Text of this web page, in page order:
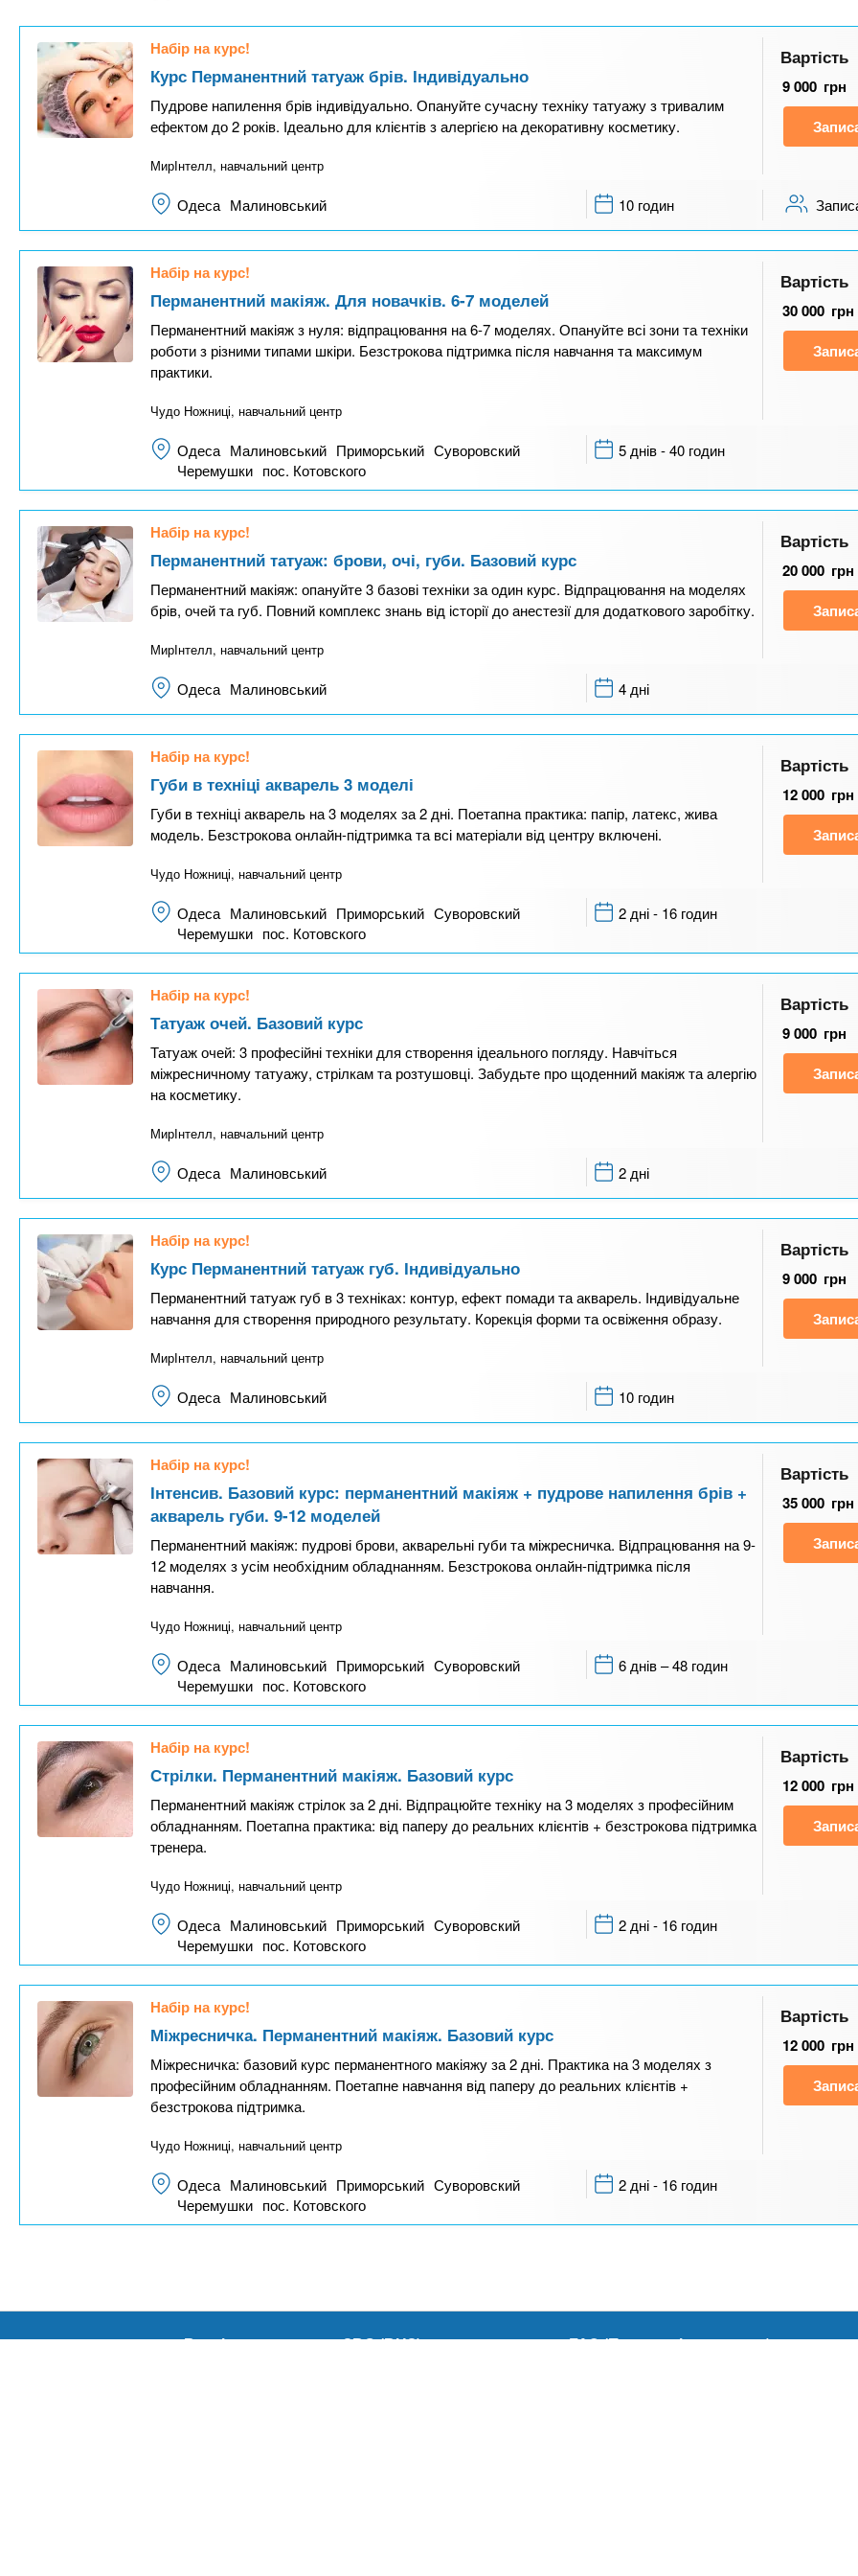
n
s
i
n
o
і
в
Набір на курс!
Курс Перманентний татуаж брів. Індивідуально
Пудрове напилення брів індивідуально. Опануйте сучасну техніку татуажу з тривалим
ефектом до 2 років. Ідеально для клієнтів з алергією на декоративну косметику.
МирІнтелл, навчальний центр
Вартість
9 000 грн
Одеса Малиновський 10 годин
Набір на курс!
Перманентний макіяж. Для новачків. 6-7 моделей
Перманентний макіяж з нуля: відпрацювання на 6-7 моделях. Опануйте всі зони та техніки
роботи з різними типами шкіри. Безстрокова підтримка після навчання та максимум
практики.
Чудо Ножниці, навчальний центр
Вартість
30 000 грн
Одеса Малиновський Приморський Суворовский
Черемушки пос. Котовского
5 днів - 40 годин
Набір на курс!
Перманентний татуаж: брови, очі, губи. Базовий курс
Перманентний макіяж: опануйте 3 базові техніки за один курс. Відпрацювання на моделях
брів, очей та губ. Повний комплекс знань від історії до анестезії для додаткового заробітку.
МирІнтелл, навчальний центр
Вартість
20 000 грн
Одеса Малиновський 4 дні
Набір на курс!
Губи в техніці акварель 3 моделі
Губи в техніці акварель на 3 моделях за 2 дні. Поетапна практика: папір, латекс, жива
модель. Безстрокова онлайн-підтримка та всі матеріали від центру включені.
Чудо Ножниці, навчальний центр
Вартість
12 000 грн
Одеса Малиновський Приморський Суворовский
Черемушки пос. Котовского
2 дні - 16 годин
Набір на курс!
Татуаж очей. Базовий курс
Татуаж очей: 3 професійні техніки для створення ідеального погляду. Навчіться
міжресничному татуажу, стрілкам та розтушовці. Забудьте про щоденний макіяж та алергію
на косметику.
МирІнтелл, навчальний центр
Вартість
9 000 грн
Одеса Малиновський 2 дні
Набір на курс!
Курс Перманентний татуаж губ. Індивідуально
Перманентний татуаж губ в 3 техніках: контур, ефект помади та акварель. Індивідуальне
навчання для створення природного результату. Корекція форми та освіження образу.
МирІнтелл, навчальний центр
Вартість
9 000 грн
Одеса Малиновський 10 годин
Набір на курс!
Інтенсив. Базовий курс: перманентний макіяж + пудрове напилення брів +
акварель губи. 9-12 моделей
Перманентний макіяж: пудрові брови, акварельні губи та міжресничка. Відпрацювання на 9-
12 моделях з усім необхідним обладнанням. Безстрокова онлайн-підтримка після
навчання.
Чудо Ножниці, навчальний центр
Вартість
35 000 грн
Одеса Малиновський Приморський Суворовский
Черемушки пос. Котовского
6 днів – 48 годин
Набір на курс!
Стрілки. Перманентний макіяж. Базовий курс
Перманентний макіяж стрілок за 2 дні. Відпрацюйте техніку на 3 моделях з професійним
обладнанням. Поетапна практика: від паперу до реальних клієнтів + безстрокова підтримка
тренера.
Чудо Ножниці, навчальний центр
Вартість
12 000 грн
Одеса Малиновський Приморський Суворовский
Черемушки пос. Котовского
2 дні - 16 годин
Набір на курс!
Міжресничка. Перманентний макіяж. Базовий курс
Міжресничка: базовий курс перманентного макіяжу за 2 дні. Практика на 3 моделях з
професійним обладнанням. Поетапне навчання від паперу до реальних клієнтів +
безстрокова підтримка.
Чудо Ножниці, навчальний центр
Вартість
12 000 грн
Одеса Малиновський Приморський Суворовский
Черемушки пос. Котовского
2 дні - 16 годин
Вартість навчання у ЗВО (ВНЗ)
FAQ (Поширені запитання)